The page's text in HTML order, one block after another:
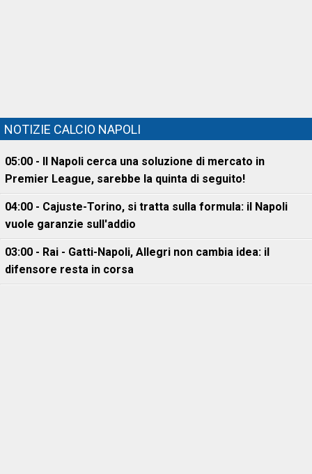
NOTIZIE CALCIO NAPOLI
05:00 - Il Napoli cerca una soluzione di mercato in
Premier League, sarebbe la quinta di seguito!
04:00 - Cajuste-Torino, si tratta sulla formula: il Napoli
vuole garanzie sull'addio
03:00 - Rai - Gatti-Napoli, Allegri non cambia idea: il
difensore resta in corsa